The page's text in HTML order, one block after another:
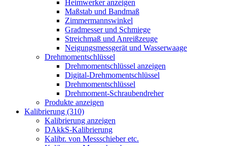
Heimwerker anzeigen
Maßstab und Bandmaß
Zimmermannswinkel
Gradmesser und Schmiege
Streichmaß und Anreißzeuge
Neigungsmessgerät und Wasserwaage
Drehmomentschlüssel
Drehmomentschlüssel anzeigen
Digital-Drehmomentschlüssel
Drehmomentschlüssel
Drehmoment-Schraubendreher
Produkte anzeigen
Kalibrierung (310)
Kalibrierung anzeigen
DAkkS-Kalibrierung
Kalibr. von Messschieber etc.